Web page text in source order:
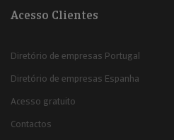
Acesso Clientes
Diretório de empresas Portugal
Diretório de empresas Espanha
Acesso gratuito
Contactos